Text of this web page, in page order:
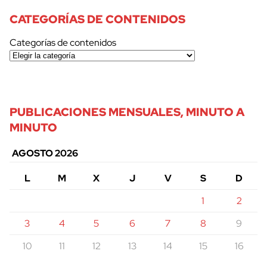
CATEGORÍAS DE CONTENIDOS
Categorías de contenidos
PUBLICACIONES MENSUALES, MINUTO A
MINUTO
AGOSTO 2026
L
M X J V S
D
1
2
3
4 5 6 7 8
9
10
11 12 13 14 15 16